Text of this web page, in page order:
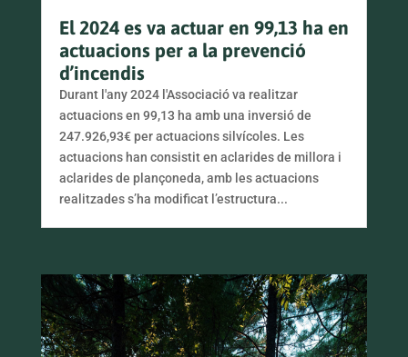
El 2024 es va actuar en 99,13 ha en
actuacions per a la prevenció
d’incendis
Durant l'any 2024 l'Associació va realitzar
actuacions en 99,13 ha amb una inversió de
247.926,93€ per actuacions silvícoles. Les
actuacions han consistit en aclarides de millora i
aclarides de plançoneda, amb les actuacions
realitzades s’ha modificat l’estructura...